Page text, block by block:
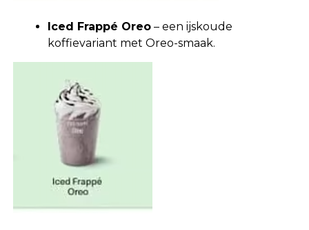
Iced Frappé Oreo– een ijskoude
koffievariant met Oreo-smaak.